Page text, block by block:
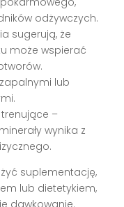
odżywczych.
sugerują, że
może wspierać
lub
–
wynika z
suplementację,
lub dietetykiem,
dawkowanie.